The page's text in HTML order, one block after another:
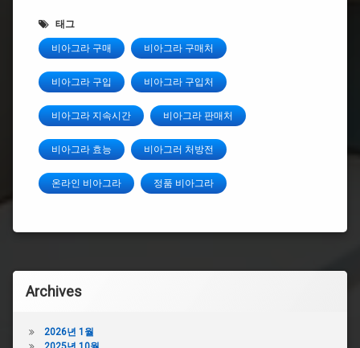
태그
비아그라 구매 비아그라 구매처
비아그라 구입 비아그라 구입처
비아그라 지속시간 비아그라 판매처
비아그라 효능 비아그러 처방전
온라인 비아그라 정품 비아그라
Archives
2026년 1월